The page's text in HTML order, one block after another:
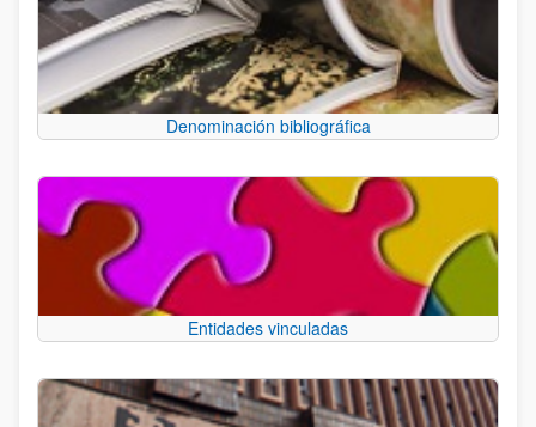
Denominación bibliográfica
Entidades vinculadas